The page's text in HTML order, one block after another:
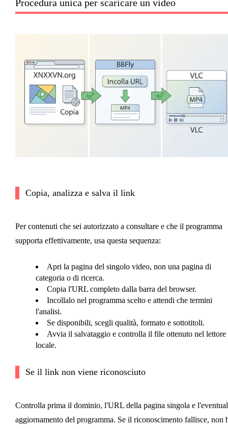
Procedura unica per scaricare un video
Copia, analizza e salva il link
Per contenuti che sei autorizzato a consultare e che il programma
supporta effettivamente, usa questa sequenza:
Apri la pagina del singolo video, non una pagina di
categoria o di ricerca.
Copia l'URL completo dalla barra del browser.
Incollalo nel programma scelto e attendi che termini
l'analisi.
Se disponibili, scegli qualità, formato e sottotitoli.
Avvia il salvataggio e controlla il file ottenuto nel lettore
locale.
Se il link non viene riconosciuto
Controlla prima il dominio, l'URL della pagina singola e
aggiornamento del programma. Se il riconoscimento fallisce, non